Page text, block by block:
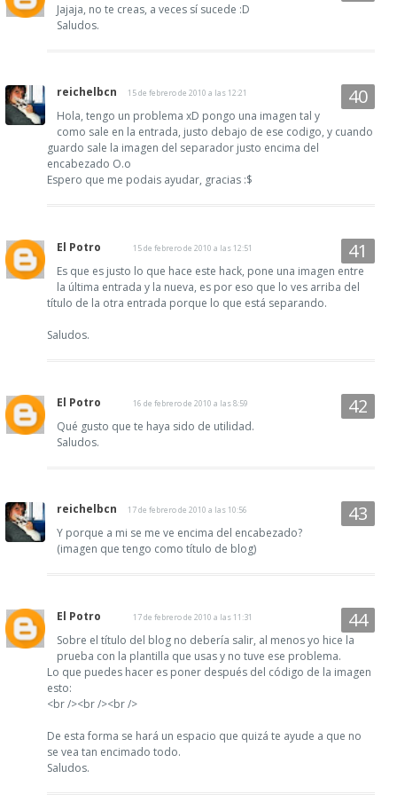
Jajaja, no te creas, a veces sí sucede :D
Saludos.
reichelbcn 15 de febrero de 2010 a las 12:21
Hola, tengo un problema xD pongo una imagen tal y
como sale en la entrada, justo debajo de ese codigo, y cuando
guardo sale la imagen del separador justo encima del
encabezado O.o
Espero que me podais ayudar, gracias :$
El Potro 15 de febrero de 2010 a las 12:51
Es que es justo lo que hace este hack, pone una imagen entre
la última entrada y la nueva, es por eso que lo ves arriba del
título de la otra entrada porque lo que está separando.
Saludos.
El Potro 16 de febrero de 2010 a las 8:59
Qué gusto que te haya sido de utilidad.
Saludos.
reichelbcn 17 de febrero de 2010 a las 10:56
Y porque a mi se me ve encima del encabezado?
(imagen que tengo como título de blog)
El Potro 17 de febrero de 2010 a las 11:31
Sobre el título del blog no debería salir, al menos yo hice la
prueba con la plantilla que usas y no tuve ese problema.
Lo que puedes hacer es poner después del código de la imagen
esto:
<br /><br /><br />
De esta forma se hará un espacio que quizá te ayude a que no
se vea tan encimado todo.
Saludos.